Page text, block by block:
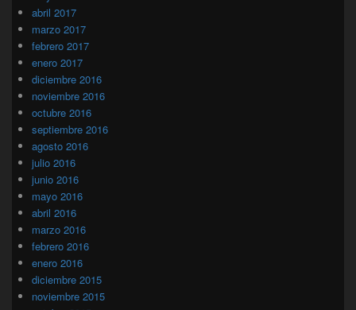
abril 2017
marzo 2017
febrero 2017
enero 2017
diciembre 2016
noviembre 2016
octubre 2016
septiembre 2016
agosto 2016
julio 2016
junio 2016
mayo 2016
abril 2016
marzo 2016
febrero 2016
enero 2016
diciembre 2015
noviembre 2015